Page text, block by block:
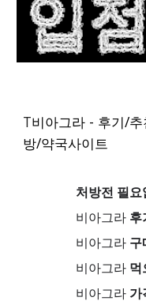
T비아그라 - 후기/
방/약국사이트
처방전 필요
비아그라 후
비아그라 구
비아그라 먹
비아그라 가